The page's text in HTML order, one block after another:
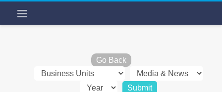
Go Back